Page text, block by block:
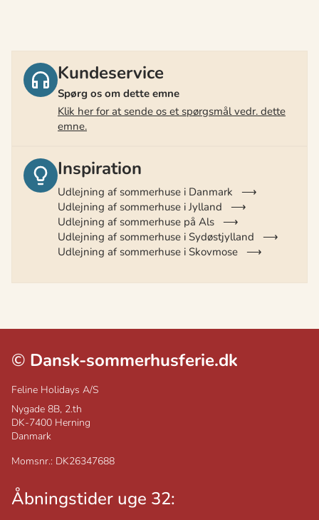
Kundeservice
Spørg os om dette emne
Klik her for at sende os et spørgsmål vedr. dette
emne.
Inspiration
Udlejning af sommerhuse i Danmark
Udlejning af sommerhuse i Jylland
Udlejning af sommerhuse på Als
Udlejning af sommerhuse i Sydøstjylland
Udlejning af sommerhuse i Skovmose
© Dansk-sommerhusferie.dk
Feline Holidays A/S
Nygade 8B, 2.th
DK-7400 Herning
Danmark
Momsnr.: DK26347688
Åbningstider uge 32: